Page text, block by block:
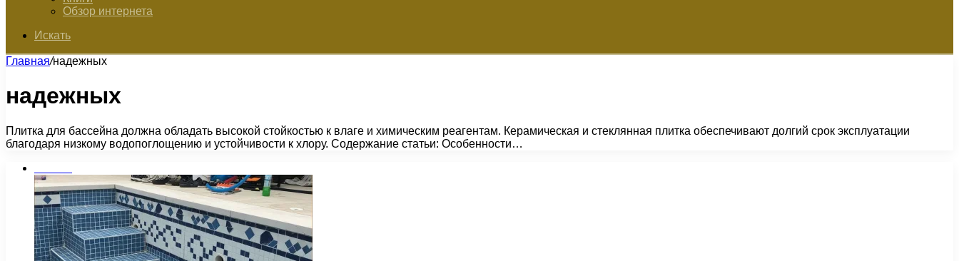
Обзор интернета
Искать
Главная/надежных
надежных
Плитка для бассейна должна обладать высокой стойкостью к влаге и химическим реагентам. Керамическая и стеклянная плитка обеспечивают долгий срок эксплуатации
благодаря низкому водопоглощению и устойчивости к хлору. Содержание статьи: Особенности…